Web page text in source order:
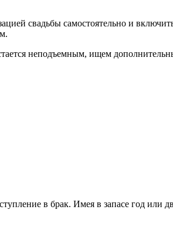
свадьбы самостоятельно и
неподъемным, ищем
в брак. Имея в запасе год или